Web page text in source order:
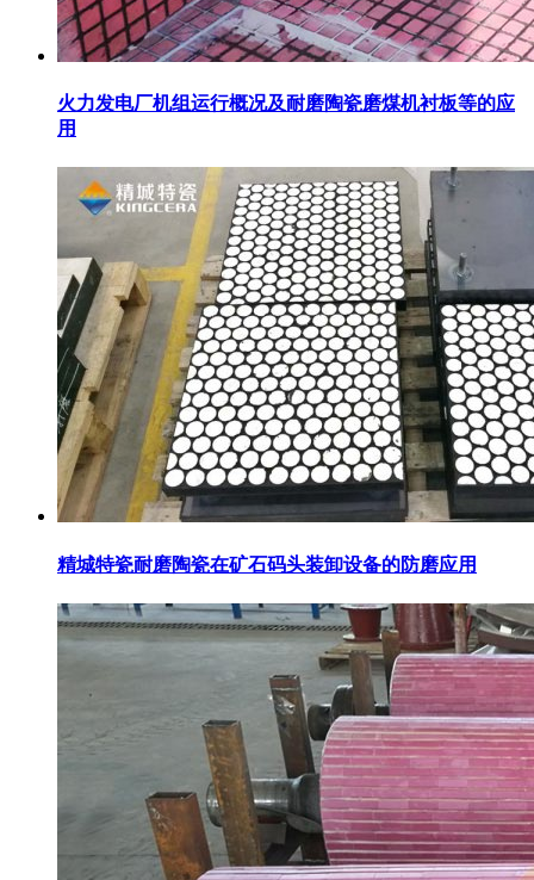
火力发电厂机组运行概况及耐磨陶瓷磨煤机衬板等的应
用
精城特瓷耐磨陶瓷在矿石码头装卸设备的防磨应用